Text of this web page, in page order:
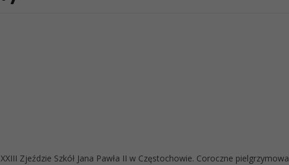
Zjeździe Szkół Jana Pawła II w Częstochowie. Coroczne